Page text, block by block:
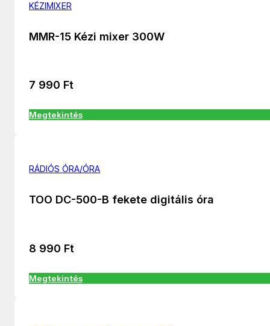
KÉZIMIXER
MMR-15 Kézi mixer 300W
7 990 Ft
Megtekintés
RÁDIÓS ÓRA/ÓRA
TOO DC-500-B fekete digitális óra
8 990 Ft
Megtekintés